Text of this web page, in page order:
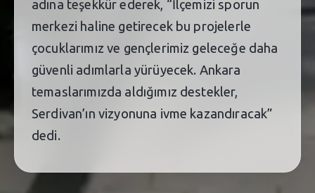
adına teşekkür ederek, “İlçemizi sporun
merkezi haline getirecek bu projelerle
çocuklarımız ve gençlerimiz geleceğe daha
güvenli adımlarla yürüyecek. Ankara
temaslarımızda aldığımız destekler,
Serdivan’ın vizyonuna ivme kazandıracak”
dedi.